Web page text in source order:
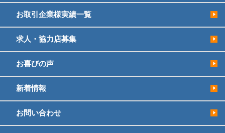
お取引企業様実績一覧
求人・協力店募集
お喜びの声
新着情報
お問い合わせ